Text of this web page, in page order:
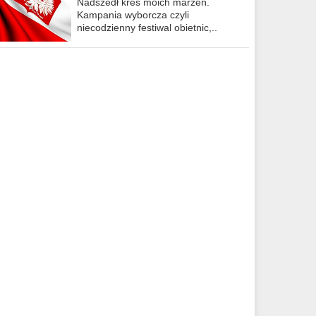
Kampania wyborcza czyli
niecodzienny festiwal obietnic,..